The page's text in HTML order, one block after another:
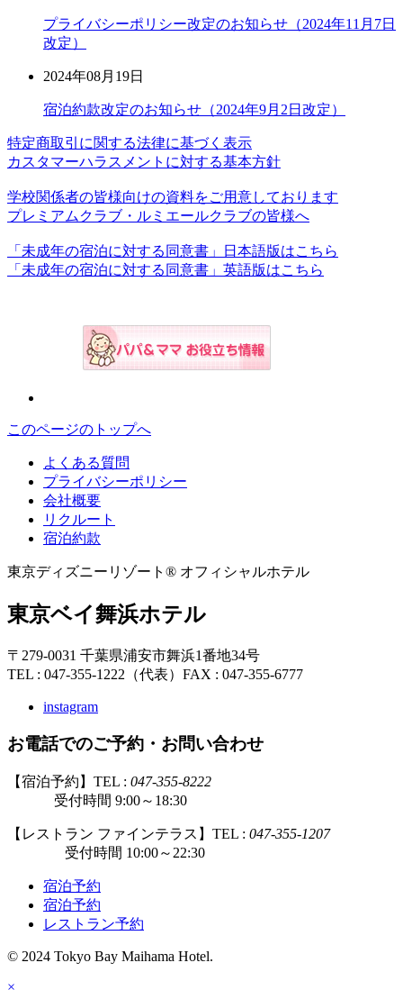
プライバシーポリシー改定のお知らせ（2024年11月7日
改定）
2024年08月19日
宿泊約款改定のお知らせ（2024年9月2日改定）
特定商取引に関する法律に基づく表示
カスタマーハラスメントに対する基本方針
学校関係者の皆様向けの資料をご用意しております
プレミアムクラブ・ルミエールクラブの皆様へ
「未成年の宿泊に対する同意書」日本語版はこちら
「未成年の宿泊に対する同意書」英語版はこちら
このページのトップへ
よくある質問
プライバシーポリシー
会社概要
リクルート
宿泊約款
東京ディズニーリゾート® オフィシャルホテル
東京ベイ舞浜ホテル
〒279-0031 千葉県浦安市舞浜1番地34号
TEL : 047-355-1222（代表） FAX : 047-355-6777
instagram
お電話でのご予約・お問い合わせ
【宿泊予約】TEL : 047-355-8222
受付時間 9:00～18:30
【レストラン ファインテラス】TEL : 047-355-1207
受付時間 10:00～22:30
宿泊予約
宿泊予約
レストラン予約
© 2024 Tokyo Bay Maihama Hotel.
×